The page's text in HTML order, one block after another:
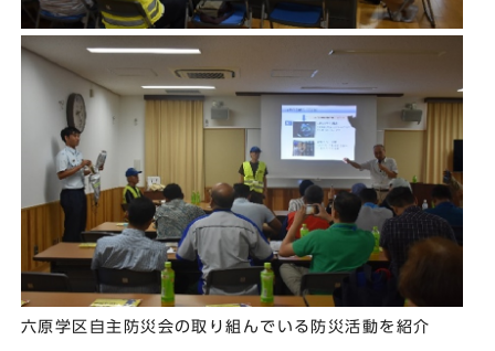
六原学区自主防災会の取り組んでいる防災活動を紹介